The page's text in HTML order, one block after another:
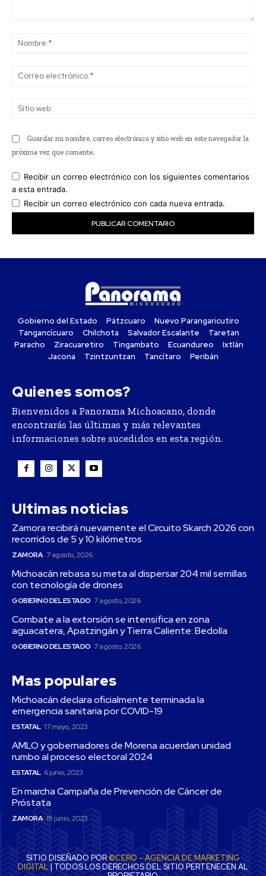
Guardar mi nombre, correo electrónico y sitio web en este navegador la
próxima vez que comente.
Recibir un correo electrónico con los siguientes comentarios
a esta entrada.
Recibir un correo electrónico con cada nueva entrada.
Gobierno del Estado Pátzcuaro
Nuevo Parangaricutiro
Tangancícuaro
Chilchota Salvador Escalante
Taretan
Paracho
Ziracuaretiro Tingambato Ecuandureo
Ixtlán
Jacona
Tzintzuntzan Tancítaro Peribán
Quienes somos?
Bienvenidos a Panorama Michoacano, donde
encontrarás las últimas y más relevantes
informaciones sobre sucedidos en esta región.
Ultimas noticias
Zamora recibirá nuevamente el Circuito Skarch 2026 con
recorridos de 5 y 10 kilómetros
ZAMORA 7 agosto, 2026
Michoacán rebasa su meta al dispersar 204 mil semillas
con tecnología de drones
GOBIERNO DEL ESTADO 7 agosto, 2026
Combate a la extorsión se intensifica en zona
aguacatera, Apatzingán y Tierra Caliente: Bedolla
GOBIERNO DEL ESTADO 7 agosto, 2026
Mas populares
Michoacán declara oficialmente terminada la
emergencia sanitaria por COVID-19
ESTATAL 17 mayo, 2023
AMLO y gobernadores de Morena acuerdan unidad
rumbo al proceso electoral 2024
ESTATAL 6 junio, 2023
En marcha Campaña de Prevención de Cáncer de
Próstata
ZAMORA 19 junio, 2023
SITIO DISEÑADO POR©CERO - AGENCIA DE MARKETING
DIGITAL| TODOS LOS DERECHOS DEL SITIO PERTENECEN AL